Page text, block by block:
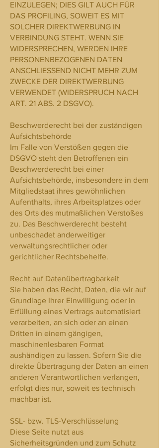
EINZULEGEN; DIES GILT AUCH FÜR
DAS PROFILING, SOWEIT ES MIT
SOLCHER DIREKTWERBUNG IN
VERBINDUNG STEHT. WENN SIE
WIDERSPRECHEN, WERDEN IHRE
PERSONENBEZOGENEN DATEN
ANSCHLIESSEND NICHT MEHR ZUM
ZWECKE DER DIREKTWERBUNG
VERWENDET (WIDERSPRUCH NACH
ART. 21 ABS. 2 DSGVO).
Beschwerderecht bei der zuständigen
Aufsichtsbehörde
Im Falle von Verstößen gegen die
DSGVO steht den Betroffenen ein
Beschwerderecht bei einer
Aufsichtsbehörde, insbesondere in dem
Mitgliedstaat ihres gewöhnlichen
Aufenthalts, ihres Arbeitsplatzes oder
des Orts des mutmaßlichen Verstoßes
zu. Das Beschwerderecht besteht
unbeschadet anderweitiger
verwaltungsrechtlicher oder
gerichtlicher Rechtsbehelfe.
Recht auf Datenübertragbarkeit
Sie haben das Recht, Daten, die wir auf
Grundlage Ihrer Einwilligung oder in
Erfüllung eines Vertrags automatisiert
verarbeiten, an sich oder an einen
Dritten in einem gängigen,
maschinenlesbaren Format
aushändigen zu lassen. Sofern Sie die
direkte Übertragung der Daten an einen
anderen Verantwortlichen verlangen,
erfolgt dies nur, soweit es technisch
machbar ist.
SSL- bzw. TLS-Verschlüsselung
Diese Seite nutzt aus
Sicherheitsgründen und zum Schutz